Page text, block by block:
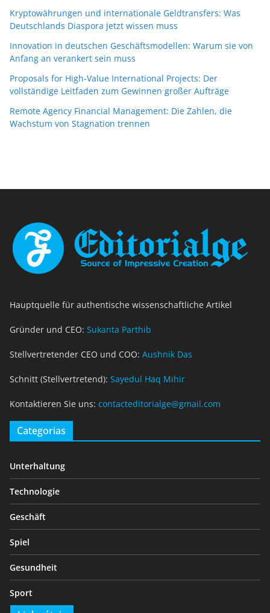
Kryptowährungen und internationale Geldtransfers: Was
Deutschlands Diaspora jetzt wissen muss
Innovation in deutschen Geschäftsmodellen: Warum sie von
Anfang an verankert sein muss
Proposals for High-Value International Projects: Der
vollständige Leitfaden zum Gewinnen großer Aufträge
Remote Agency Financial Management: Die Zahlen, die
Wachstum von Stagnation trennen
Hauptquelle für authentische wissenschaftliche Artikel
Gründer und CEO: Sukanta Parthib
Stellvertretender CEO und COO: Aushnik Das
Schnitt (Stellvertretend): Sayedul Haq Mihir
Kontaktieren Sie uns: contacteditorialge@gmail.com
Categorias
Unterhaltung
Technologie
Geschäft
Spiel
Gesundheit
Sport